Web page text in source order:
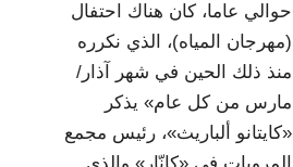
حوالي عاما، كان هناك احتفال
(مهرجان المياه)، الذي نكرره
منذ ذلك الحين في شهر آذار/
مارس من كل عام» يذكر
«كايتانو ألباريث»، رئيس مجمع